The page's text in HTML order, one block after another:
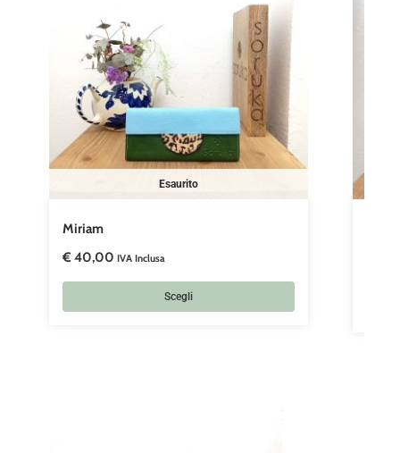
Esaurito
Miriam
€ 40,00 IVA Inclusa
Scegli